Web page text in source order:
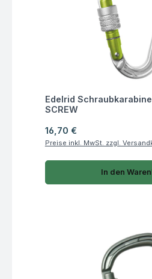
Fragen zum Artikel
Edelrid
SCREW
Regulärer Preis:
16,70 €
Preise inkl. MwSt. zzgl.
In den